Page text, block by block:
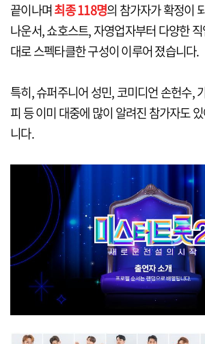
끝이나며최종 118명의 참가자가 확정이
나운서, 쇼호스트, 자영업자부터 다양한
대로 스펙타클한 구성이 이루어 졌습니다.
특히, 슈퍼주니어 성민, 코미디언 손헌수,
피 등 이미 대중에 많이 알려진 참가자도
니다.